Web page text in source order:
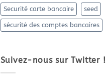
Securité carte bancaire seed
sécurité des comptes bancaires
Suivez-nous sur Twitter !